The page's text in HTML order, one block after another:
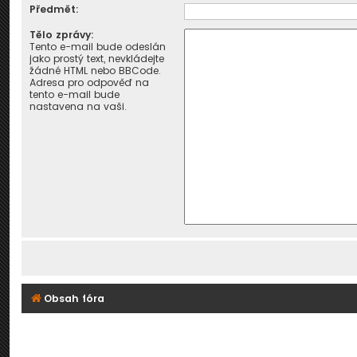
Předmět:
Tělo zprávy:
Tento e-mail bude odeslán
jako prostý text, nevkládejte
žádné HTML nebo BBCode.
Adresa pro odpověď na
tento e-mail bude
nastavena na vaši.
Obsah fóra